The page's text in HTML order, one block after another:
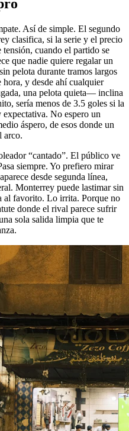
Así de simple. El segundo
clasifica, si la serie y el precio
cuando el partido se
que nadie quiere regalar un
pelota durante tramos largos
y desde ahí cualquier
una pelota quieta— inclina
sería menos de 3.5 goles si la
No espero un
áspero, de esos donde un
arco.
“cantado”. El público ve
siempre. Yo prefiero mirar
desde segunda línea,
Monterrey puede lastimar sin
al favorito. Lo irrita. Porque no
donde el rival parece sufrir
sola salida limpia que te